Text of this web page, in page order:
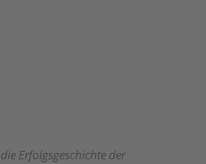
Erfolgsgeschichte der